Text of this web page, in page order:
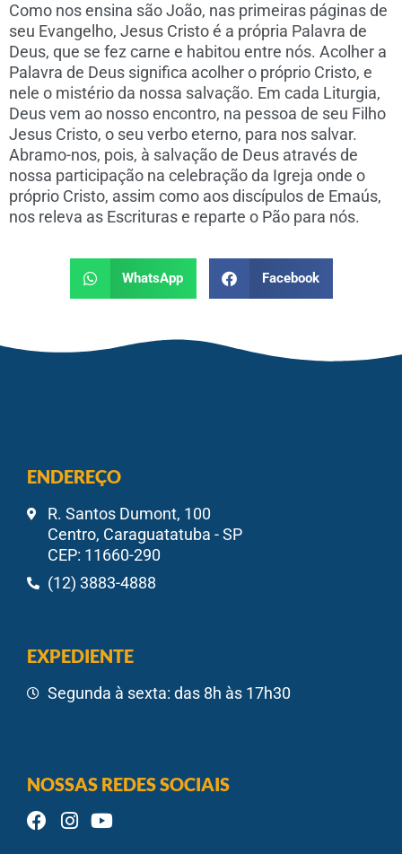
Como nos ensina são João, nas primeiras páginas de
seu Evangelho, Jesus Cristo é a própria Palavra de
Deus, que se fez carne e habitou entre nós. Acolher a
Palavra de Deus significa acolher o próprio Cristo, e
nele o mistério da nossa salvação. Em cada Liturgia,
Deus vem ao nosso encontro, na pessoa de seu Filho
Jesus Cristo, o seu verbo eterno, para nos salvar.
Abramo-nos, pois, à salvação de Deus através de
nossa participação na celebração da Igreja onde o
próprio Cristo, assim como aos discípulos de Emaús,
nos releva as Escrituras e reparte o Pão para nós.
WhatsApp Facebook
ENDEREÇO
R. Santos Dumont, 100
Centro, Caraguatatuba - SP
CEP: 11660-290
(12) 3883-4888
EXPEDIENTE
Segunda à sexta: das 8h às 17h30
NOSSAS REDES SOCIAIS